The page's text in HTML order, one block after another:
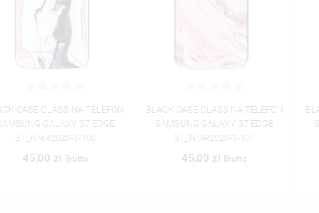
BLACK CASE GLASS NA TELEFON
SAMSUNG GALAXY S7 EDGE
ST_NMR2020-1-101
45,00 zł
BLACK CASE GLASS NA TELEFON
SAMSUNG GALAXY S7 EDGE
ST_NMR2020-1-102
45,00 zł